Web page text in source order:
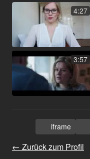
4:27
3:57
← Zurück zum Profil
iframe